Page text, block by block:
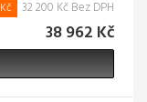
32 200 Kč Bez DPH
38 962 Kč